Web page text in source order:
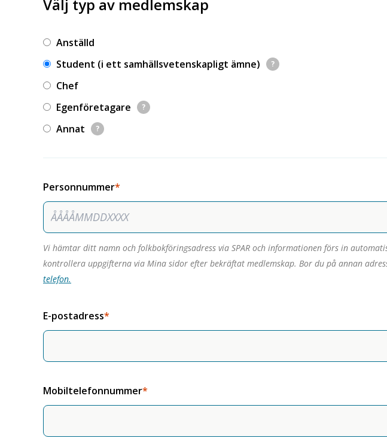
Välj typ av medlemskap
Anställd
Student (i ett samhällsvetenskapligt ämne)
?
Chef
Egenföretagare
?
Annat ?
Personnummer
Vi hämtar ditt namn och folkbokföringsadress via SPAR och informationen förs in
kontrollera uppgifterna via Mina sidor efter bekräftat medlemskap. Bor du på annan
telefon.
E-postadress
Mobiltelefonnummer